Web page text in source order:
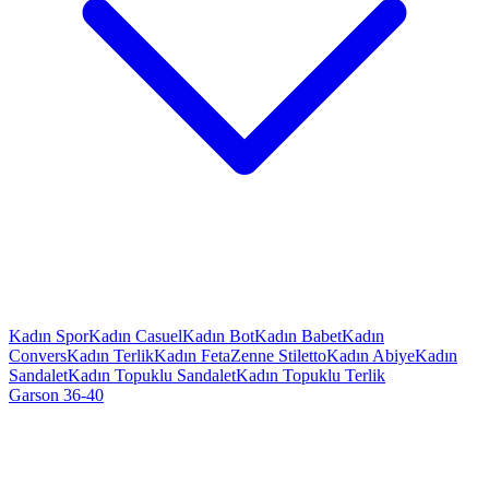
Kadın SporKadın CasuelKadın BotKadın BabetKadın
ConversKadın TerlikKadın FetaZenne StilettoKadın AbiyeKadın
SandaletKadın Topuklu SandaletKadın Topuklu Terlik
Garson 36-40